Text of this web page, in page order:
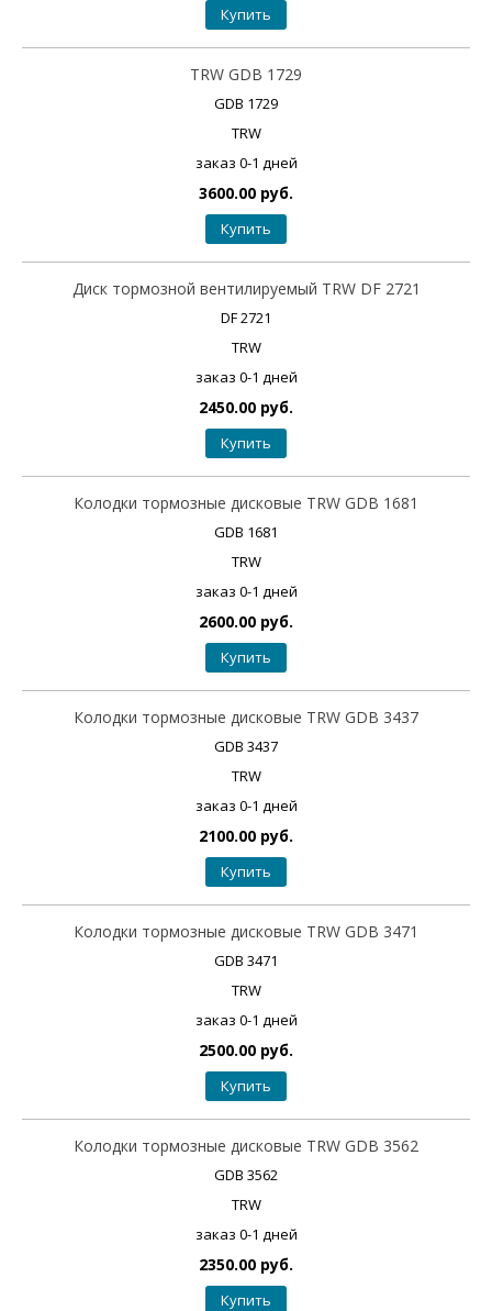
Купить
TRW GDB 1729
GDB 1729
TRW
заказ 0-1 дней
3600.00 руб.
Купить
Диск тормозной вентилируемый TRW DF 2721
DF 2721
TRW
заказ 0-1 дней
2450.00 руб.
Купить
Колодки тормозные дисковые TRW GDB 1681
GDB 1681
TRW
заказ 0-1 дней
2600.00 руб.
Купить
Колодки тормозные дисковые TRW GDB 3437
GDB 3437
TRW
заказ 0-1 дней
2100.00 руб.
Купить
Колодки тормозные дисковые TRW GDB 3471
GDB 3471
TRW
заказ 0-1 дней
2500.00 руб.
Купить
Колодки тормозные дисковые TRW GDB 3562
GDB 3562
TRW
заказ 0-1 дней
2350.00 руб.
Купить